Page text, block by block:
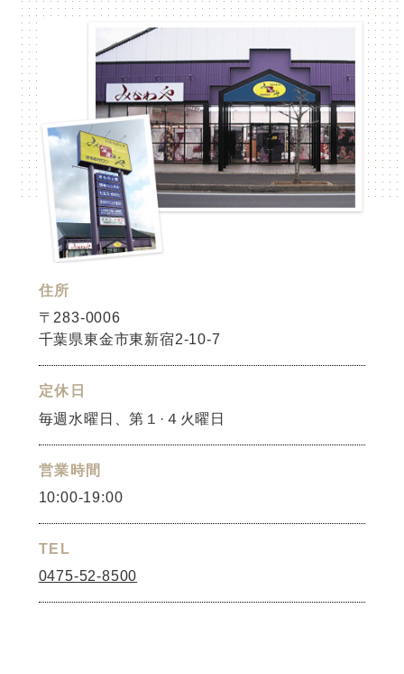
住所
〒283-0006
千葉県東金市東新宿2-10-7
定休日
毎週水曜日、第１·４火曜日
営業時間
10:00-19:00
TEL
0475-52-8500